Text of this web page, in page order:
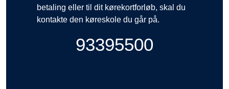
betaling eller til dit kørekortforløb, skal du
kontakte den køreskole du går på.
93395500